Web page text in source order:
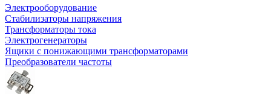
Электрооборудование
Стабилизаторы напряжения
Трансформаторы тока
Электрогенераторы
Ящики с понижающими трансформаторами
Преобразователи частоты